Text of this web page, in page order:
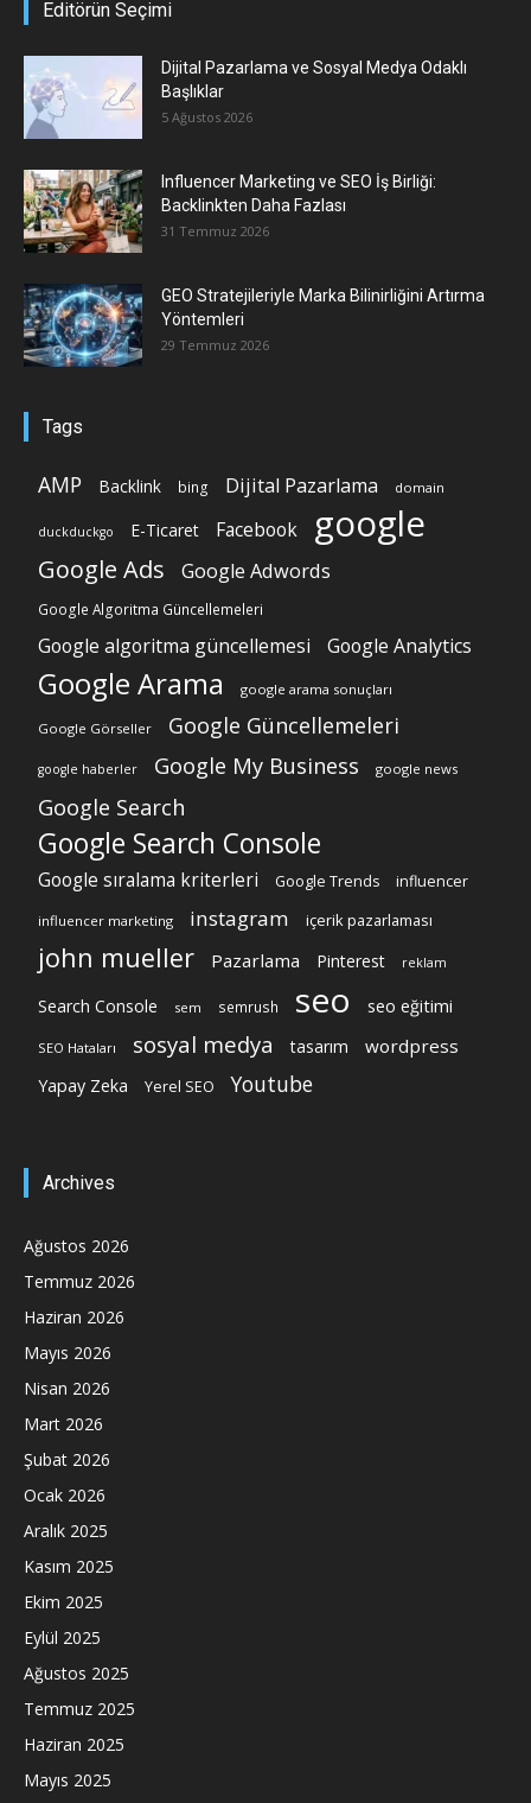
Editörün Seçimi
Dijital Pazarlama ve Sosyal Medya Odaklı
Başlıklar
5 Ağustos 2026
Influencer Marketing ve SEO İş Birliği:
Backlinkten Daha Fazlası
31 Temmuz 2026
GEO Stratejileriyle Marka Bilinirliğini Artırma
Yöntemleri
29 Temmuz 2026
Tags
AMP Backlink bing Dijital Pazarlama domain
duckduckgo E-Ticaret Facebook google
Google Ads Google Adwords
Google Algoritma Güncellemeleri
Google algoritma güncellemesi Google Analytics
Google Arama google arama sonuçları
Google Görseller Google Güncellemeleri
google haberler Google My Business google news
Google Search
Google Search Console
Google sıralama kriterleri Google Trends influencer
influencer marketing instagram içerik pazarlaması
john mueller Pazarlama Pinterest reklam
Search Console sem semrush seo seo eğitimi
SEO Hataları sosyal medya tasarım wordpress
Yapay Zeka Yerel SEO Youtube
Archives
Ağustos 2026
Temmuz 2026
Haziran 2026
Mayıs 2026
Nisan 2026
Mart 2026
Şubat 2026
Ocak 2026
Aralık 2025
Kasım 2025
Ekim 2025
Eylül 2025
Ağustos 2025
Temmuz 2025
Haziran 2025
Mayıs 2025